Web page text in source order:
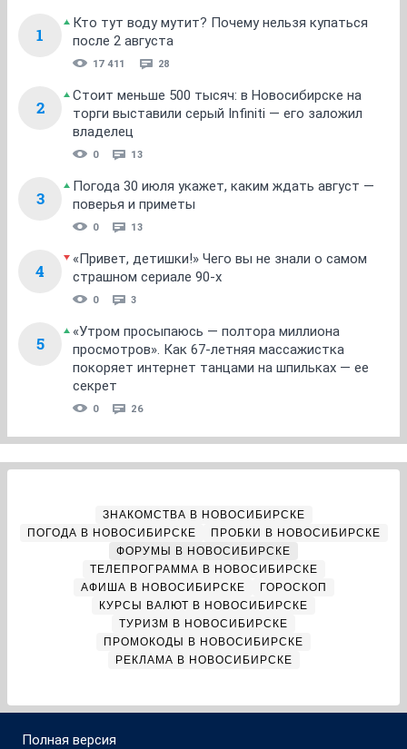
1
Кто тут воду мутит? Почему нельзя купаться
после 2 августа
17 411 28
2
Стоит меньше 500 тысяч: в Новосибирске на
торги выставили серый Infiniti — его заложил
владелец
0 13
3
Погода 30 июля укажет, каким ждать август —
поверья и приметы
0 13
4
«Привет, детишки!» Чего вы не знали о самом
страшном сериале 90-х
0 3
5
«Утром просыпаюсь — полтора миллиона
просмотров». Как 67-летняя массажистка
покоряет интернет танцами на шпильках — ее
секрет
0 26
ЗНАКОМСТВА В НОВОСИБИРСКЕ
ПОГОДА В НОВОСИБИРСКЕ
ПРОБКИ В НОВОСИБИРСКЕ
ФОРУМЫ В НОВОСИБИРСКЕ
ТЕЛЕПРОГРАММА В НОВОСИБИРСКЕ
АФИША В НОВОСИБИРСКЕ
ГОРОСКОП
КУРСЫ ВАЛЮТ В НОВОСИБИРСКЕ
ТУРИЗМ В НОВОСИБИРСКЕ
ПРОМОКОДЫ В НОВОСИБИРСКЕ
РЕКЛАМА В НОВОСИБИРСКЕ
Полная версия